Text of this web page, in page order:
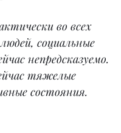
во всех
социальные
непредсказуемо.
тяжелые
состояния.